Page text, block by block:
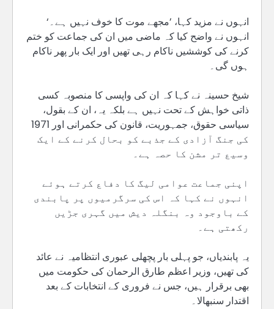
انہوں نے مزید کہا، ’مجھے موت کا خوف نہیں ہے۔‘
انہوں نے واضح کیا کہ ماضی میں ان کی جماعت کو ختم
کرنے کی کوششیں ناکام رہی تھیں اور ایک بار پھر ناکام
ہوں گی۔
شیخ حسینہ نے کہا کہ ان کی واپسی کا منصوبہ کسی
ذاتی خواہش کے تحت نہیں ہے بلکہ یہ، ان کے بقول،
سیاسی حقوق، جمہوریت، قانون کی حکمرانی اور 1971
کی جنگ آزادی کے جذبے کو بحال کرنے کے ایک
وسیع تر مشن کا حصہ ہے۔
اپنی جماعت عوامی لیگ کا دفاع کرتے ہوئے
انہوں نے کہا کہ اس کی سرگرمیوں پر پابندی
کے باوجود وہ بنگلہ دیش میں گہری جڑیں
رکھتی ہے۔
یہ پابندیاں، جو پہلی بار پچھلی عبوری انتظامیہ نے عائد
کی تھیں، وزیر اعظم طارق الرحمان کی حکومت میں
بھی برقرار ہیں، جس نے فروری کے انتخابات کے بعد
اقتدار سنبھالا۔